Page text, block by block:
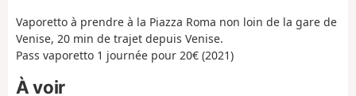
Vaporetto à prendre à la Piazza Roma non loin de la gare de
Venise, 20 min de trajet depuis Venise.
Pass vaporetto 1 journée pour 20€ (2021)
À voir